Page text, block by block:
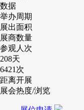
数据
举办周期
展出面积
展商数量
参观人次
208天
6421 次
距离开展
展会热度/浏览